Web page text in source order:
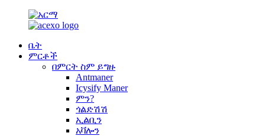
ቤት
ምርቶች
በምርት ስም ይግዙ
Antmaner
Icysify Maner
ምን?
ጎልድሽሽ
ኢልቢን
አቫሎን